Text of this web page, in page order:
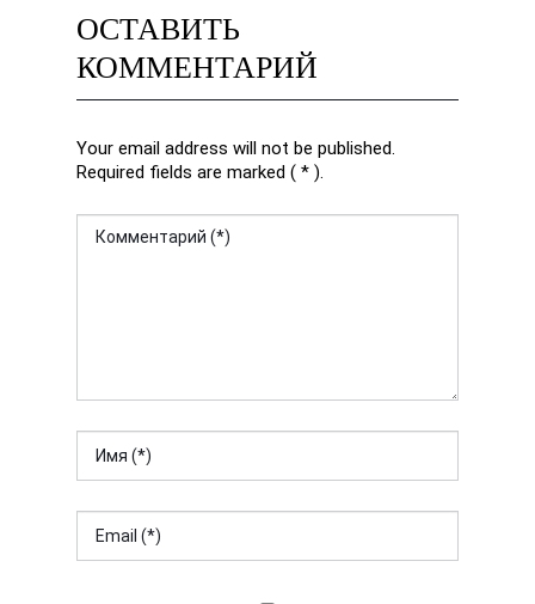
ОСТАВИТЬ
КОММЕНТАРИЙ
Your email address will not be published.
Required fields are marked ( * ).